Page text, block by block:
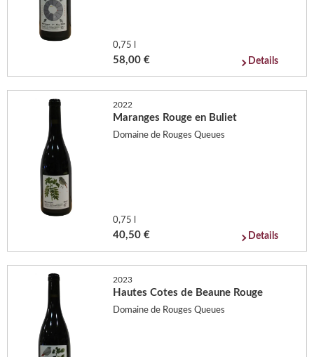
0,75 l
58,00 € Details
2022
Maranges Rouge en Buliet
Domaine de Rouges Queues
0,75 l
40,50 € Details
2023
Hautes Cotes de Beaune Rouge
Domaine de Rouges Queues